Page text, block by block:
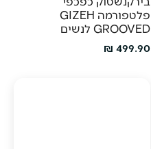
פלטפורמה GIZEH
GROOVED לנשים
מחיר מבצע
499.90 ₪